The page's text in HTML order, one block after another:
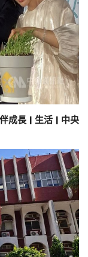
成長 | 生活 | 中央